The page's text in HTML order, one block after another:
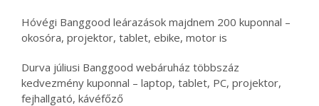
Hóvégi Banggood leárazások majdnem 200 kuponnal –
okosóra, projektor, tablet, ebike, motor is
Durva júliusi Banggood webáruház többszáz
kedvezmény kuponnal – laptop, tablet, PC, projektor,
fejhallgató, kávéfőző